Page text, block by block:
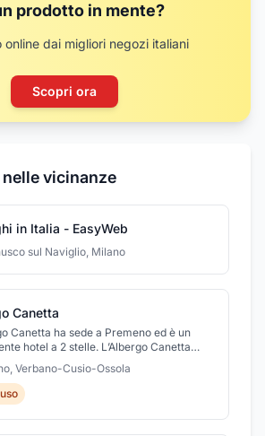
prodotto in mente?
online dai migliori negozi italiani
Scopri ora
vicinanze
in Italia - EasyWeb
sul Naviglio, Milano
Canetta
Canetta ha sede a Premeno ed è un
hotel a 2 stelle. L’Albergo Canetta
a tutti i suoi ospiti un soggiorno
del divertimento e del relax nella
ospitalità e servizi di ottimo
Canetta si trova nelle vicinanze
dei campi da golf e da tennis, della
di roccia, e piste da sci a innevamento
, Verbano-Cusio-Ossola